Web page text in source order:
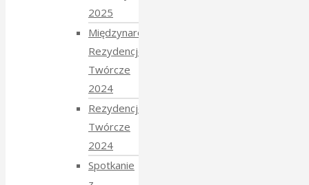
2025
Międzynarodowe
Rezydencje
Twórcze
2024
Rezydencje
Twórcze
2024
Spotkanie